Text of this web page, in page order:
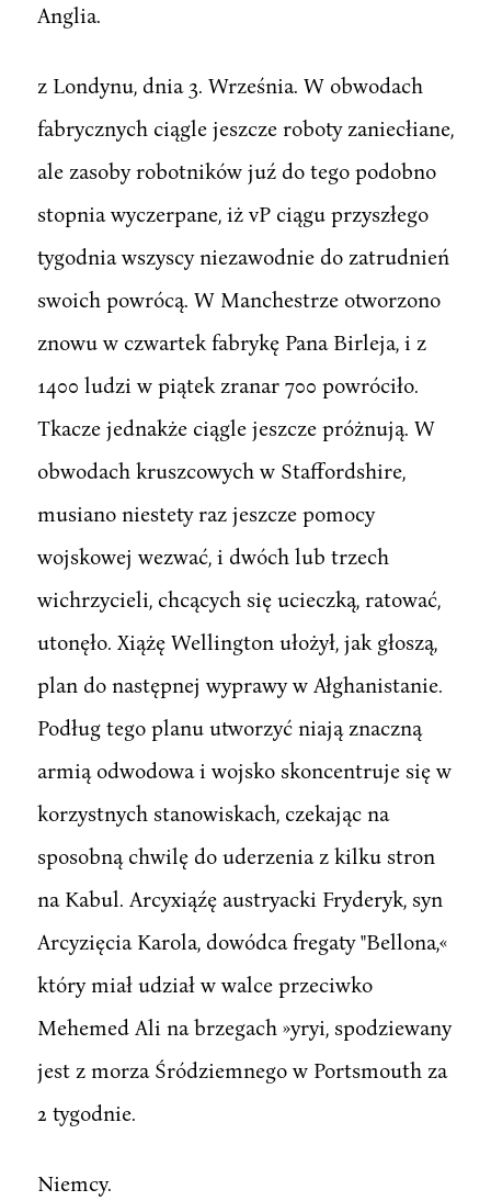
Anglia.
z Londynu, dnia 3. Września. W obwodach
fabrycznych ciągle jeszcze roboty zaniecłiane,
ale zasoby robotników juź do tego podobno
stopnia wyczerpane, iż vP ciągu przyszłego
tygodnia wszyscy niezawodnie do zatrudnień
swoich powrócą. W Manchestrze otworzono
znowu w czwartek fabrykę Pana Birleja, i z
1400 ludzi w piątek zranar 700 powróciło.
Tkacze jednakże ciągle jeszcze próżnują. W
obwodach kruszcowych w Staffordshire,
musiano niestety raz jeszcze pomocy
wojskowej wezwać, i dwóch lub trzech
wichrzycieli, chcących się ucieczką, ratować,
utonęło. Xiążę Wellington ułożył, jak głoszą,
plan do następnej wyprawy w Ałghanistanie.
Podług tego planu utworzyć niają znaczną
armią odwodowa i wojsko skoncentruje się w
korzystnych stanowiskach, czekając na
sposobną chwilę do uderzenia z kilku stron
na Kabul. Arcyxiąźę austryacki Fryderyk, syn
Arcyzięcia Karola, dowódca fregaty "Bellona,«
który miał udział w walce przeciwko
Mehemed Ali na brzegach »yryi, spodziewany
jest z morza Śródziemnego w Portsmouth za
2 tygodnie.
Niemcy.